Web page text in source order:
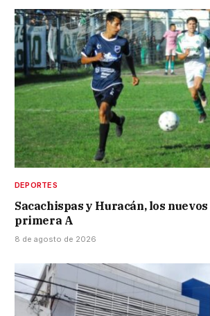
DEPORTES
Sacachispas y Huracán, los
primera A
8 de agosto de 2026